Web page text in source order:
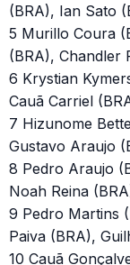
(BRA), Ian Sato
5 Murillo Coura
(BRA), Chandler
6 Krystian
Cauã Carriel
7 Hizunome
Gustavo Araujo
8 Pedro Araujo
Noah Reina
9 Pedro Martins
Paiva (BRA),
10 Cauã